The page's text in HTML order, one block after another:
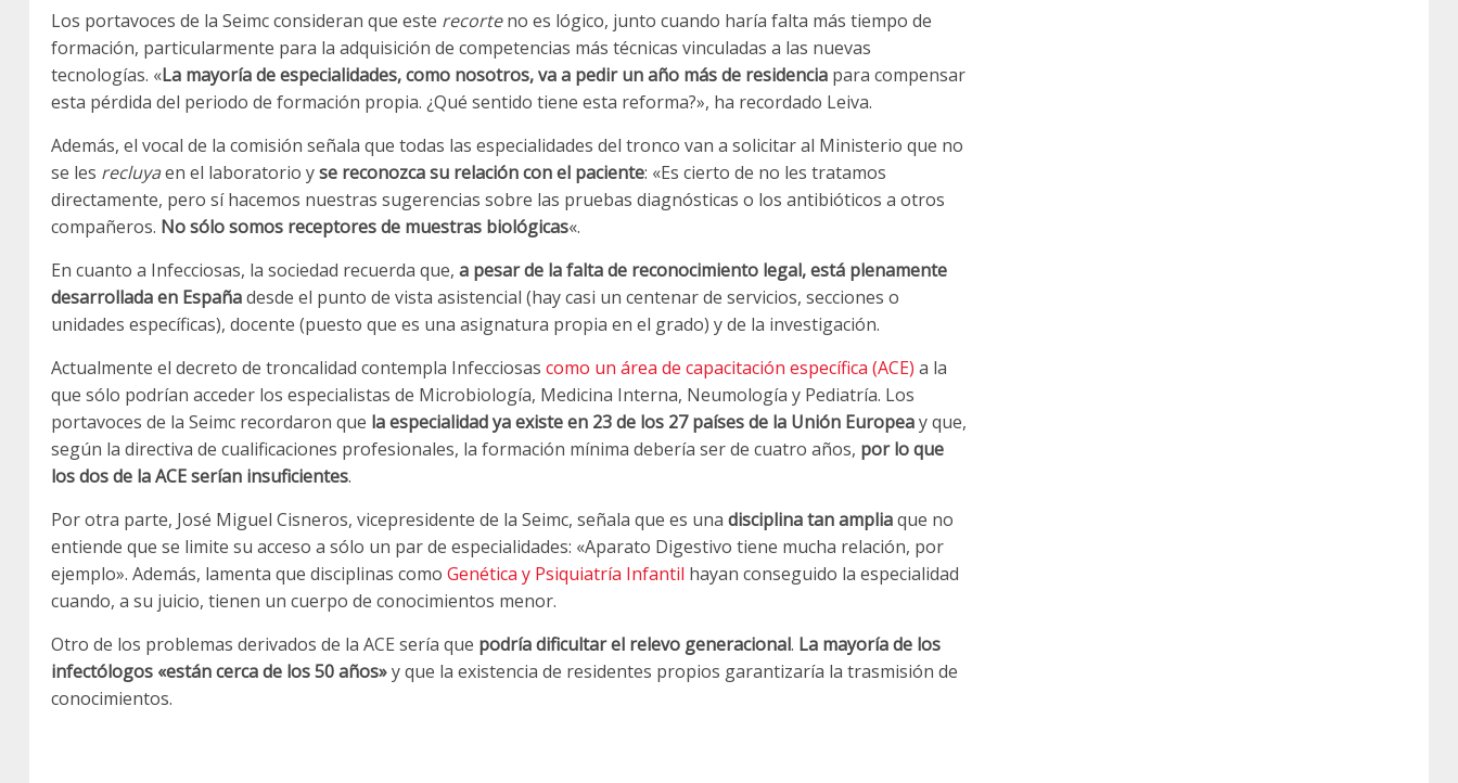
Los portavoces de la Seimc consideran que este recorteno es lógico, junto cuando haría falta más tiempo de
formación, particularmente para la adquisición de competencias más técnicas vinculadas a las nuevas
tecnologías. «La mayoría de especialidades, como nosotros, va a pedir un año más de residencia para compensar
esta pérdida del periodo de formación propia. ¿Qué sentido tiene esta reforma?», ha recordado Leiva.
Además, el vocal de la comisión señala que todas las especialidades del tronco van a solicitar al Ministerio que no
se les recluyaen el laboratorio yse reconozca su relación con el paciente: «Es cierto de no les tratamos
directamente, pero sí hacemos nuestras sugerencias sobre las pruebas diagnósticas o los antibióticos a otros
compañeros. No sólo somos receptores de muestras biológicas«.
En cuanto a Infecciosas, la sociedad recuerda que, a pesar de la falta de reconocimiento legal, está plenamente
desarrollada en Españadesde el punto de vista asistencial (hay casi un centenar de servicios, secciones o
unidades específicas), docente (puesto que es una asignatura propia en el grado) y de la investigación.
Actualmente el decreto de troncalidad contempla Infecciosas como un área de capacitación específica (ACE) a la
que sólo podrían acceder los especialistas de Microbiología, Medicina Interna, Neumología y Pediatría. Los
portavoces de la Seimc recordaron que la especialidad ya existe en 23 de los 27 países de la Unión Europeay que,
según la directiva de cualificaciones profesionales, la formación mínima debería ser de cuatro años, por lo que
los dos de la ACE serían insuficientes.
Por otra parte, José Miguel Cisneros, vicepresidente de la Seimc, señala que es una disciplina tan ampliaque no
entiende que se limite su acceso a sólo un par de especialidades: «Aparato Digestivo tiene mucha relación, por
ejemplo». Además, lamenta que disciplinas como Genética y Psiquiatría Infantil hayan conseguido la especialidad
cuando, a su juicio, tienen un cuerpo de conocimientos menor.
Otro de los problemas derivados de la ACE sería que podría dificultar el relevo generacional. La mayoría de los
infectólogos «están cerca de los 50 años»y que la existencia de residentes propios garantizaría la trasmisión de
conocimientos.